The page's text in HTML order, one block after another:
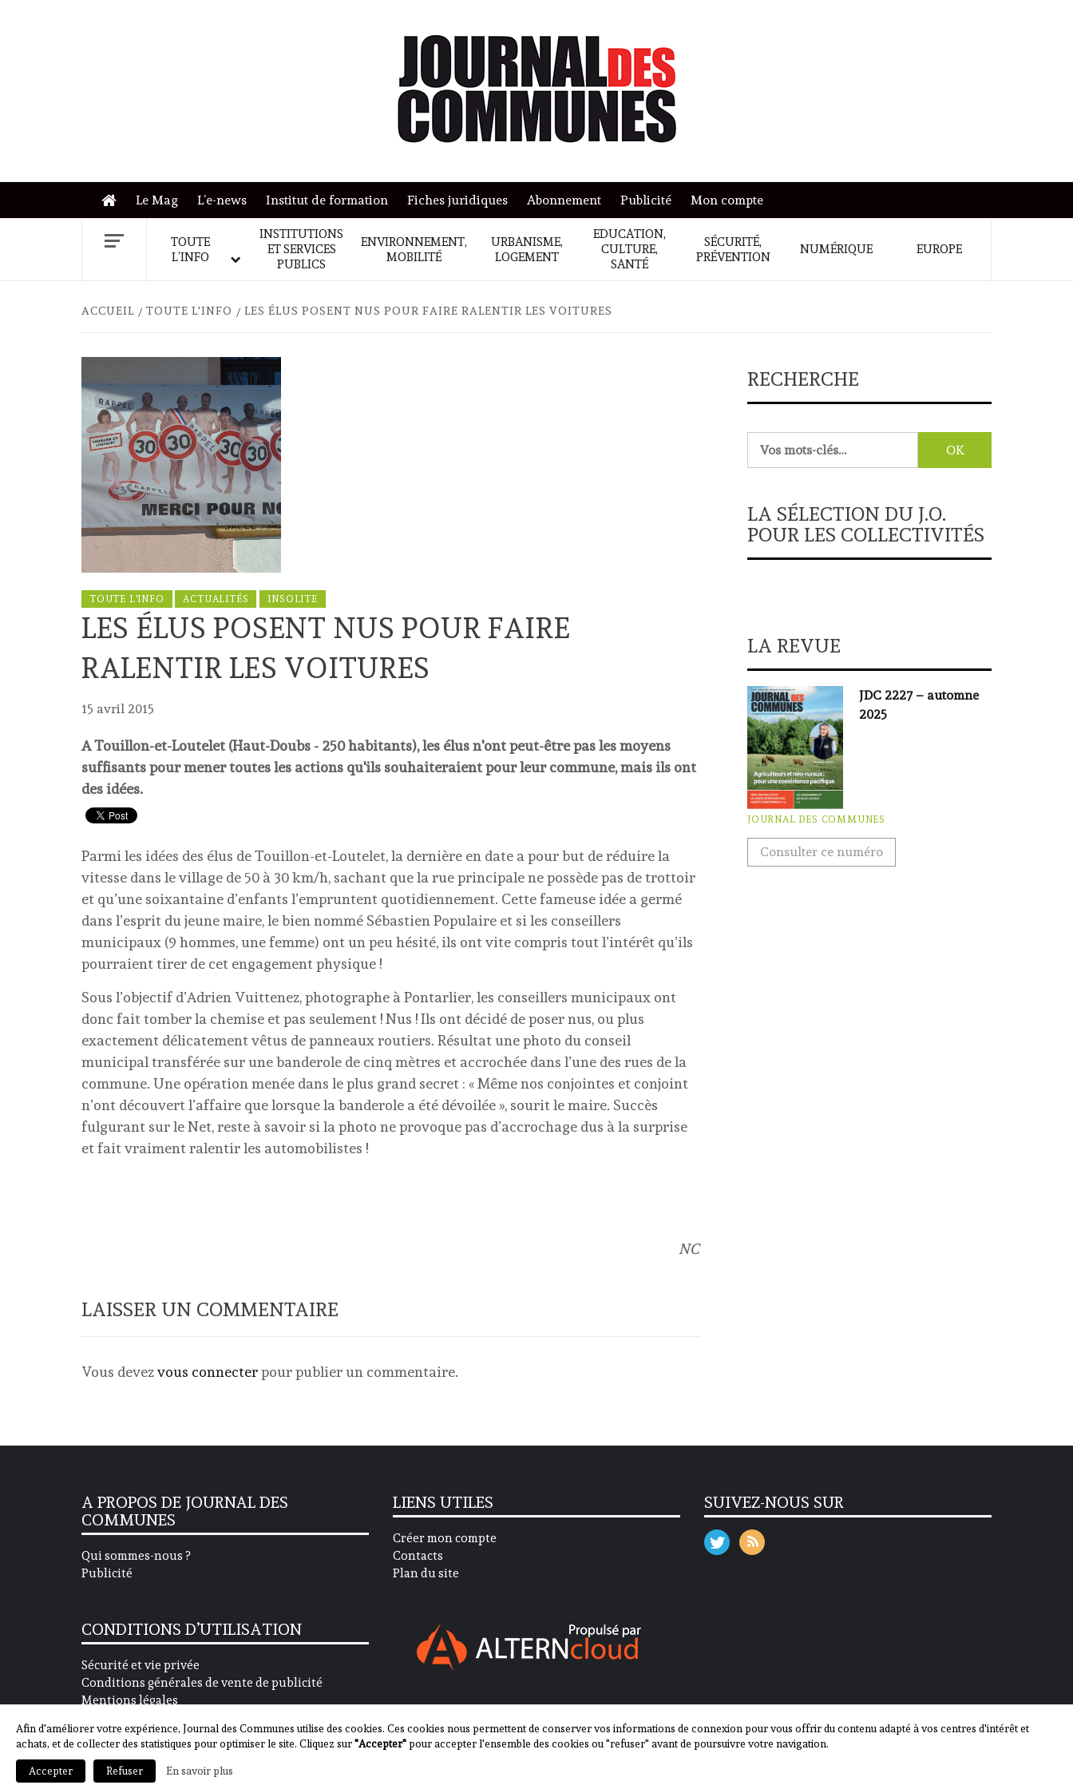
Le Mag L’e-news Institut de formation Fiches juridiques Abonnement Publicité Mon compte
TOUTE
L’INFO
INSTITUTIONS
ET SERVICES
PUBLICS
ENVIRONNEMENT,
MOBILITÉ
URBANISME,
LOGEMENT
EDUCATION,
CULTURE,
SANTÉ
SÉCURITÉ,
PRÉVENTION
NUMÉRIQUE EUROPE
ACCUEIL TOUTE L'INFO LES ÉLUS POSENT NUS POUR FAIRE RALENTIR LES VOITURES
TOUTE L'INFO ACTUALITÉS INSOLITE
LES ÉLUS POSENT NUS POUR FAIRE
RALENTIR LES VOITURES
15 avril 2015
A Touillon-et-Loutelet (Haut-Doubs - 250 habitants), les élus n'ont peut-être pas les moyens
suffisants pour mener toutes les actions qu'ils souhaiteraient pour leur commune, mais ils ont
des idées.
Parmi les idées des élus de Touillon-et-Loutelet, la dernière en date a pour but de réduire la
vitesse dans le village de 50 à 30 km/h, sachant que la rue principale ne possède pas de trottoir
et qu’une soixantaine d’enfants l’empruntent quotidiennement. Cette fameuse idée a germé
dans l’esprit du jeune maire, le bien nommé Sébastien Populaire et si les conseillers
municipaux (9 hommes, une femme) ont un peu hésité, ils ont vite compris tout l’intérêt qu’ils
pourraient tirer de cet engagement physique !
Sous l’objectif d’Adrien Vuittenez, photographe à Pontarlier, les conseillers municipaux ont
donc fait tomber la chemise et pas seulement ! Nus ! Ils ont décidé de poser nus, ou plus
exactement délicatement vêtus de panneaux routiers. Résultat une photo du conseil
municipal transférée sur une banderole de cinq mètres et accrochée dans l’une des rues de la
commune. Une opération menée dans le plus grand secret : « Même nos conjointes et conjoint
n’ont découvert l’affaire que lorsque la banderole a été dévoilée », sourit le maire. Succès
fulgurant sur le Net, reste à savoir si la photo ne provoque pas d’accrochage dus à la surprise
et fait vraiment ralentir les automobilistes !
NC
LAISSER UN COMMENTAIRE
Vous devezvous connecterpour publier un commentaire.
RECHERCHE
LA SÉLECTION DU J.O.
POUR LES COLLECTIVITÉS
LA REVUE
JDC 2227 – automne
2025
JOURNAL DES COMMUNES
Consulter ce numéro
A PROPOS DE JOURNAL DES
COMMUNES
Qui sommes-nous ?
Publicité
CONDITIONS D’UTILISATION
Sécurité et vie privée
Conditions générales de vente de publicité
Mentions légales
LIENS UTILES
Créer mon compte
Contacts
Plan du site
SUIVEZ-NOUS SUR
Afin d'améliorer votre expérience, Journal des Communes utilise des cookies. Ces cookies nous permettent de conserver vos informations de connexion pour vous offrir du contenu adapté à vos centres d'intérêt et
achats, et de collecter des statistiques pour optimiser le site. Cliquez sur"Accepter"pour accepter l'ensemble des cookies ou "refuser" avant de poursuivre votre navigation.
Accepter Refuser En savoir plus